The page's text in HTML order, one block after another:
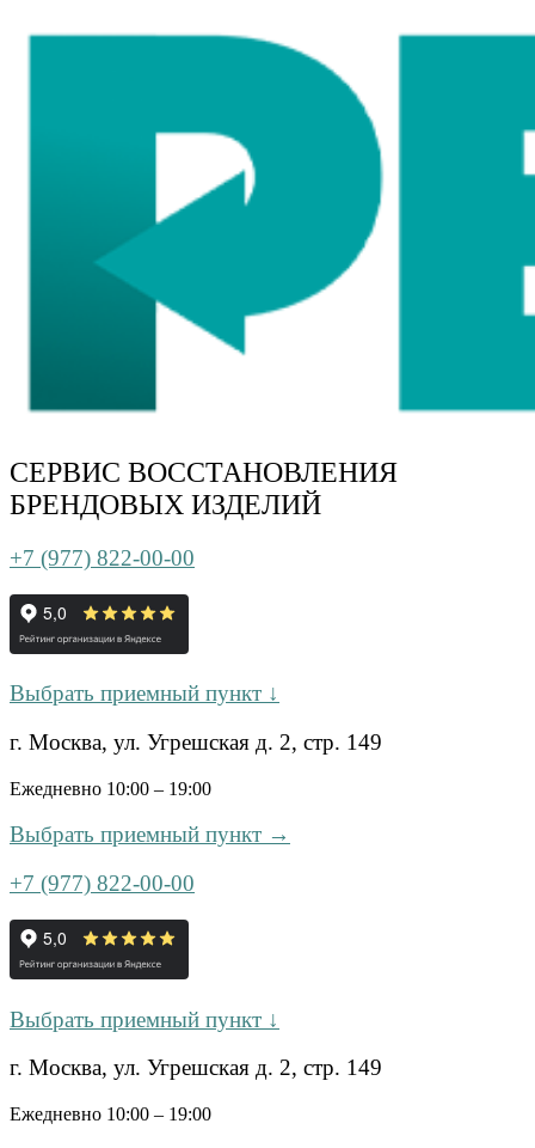
СЕРВИС ВОССТАНОВЛЕНИЯ
БРЕНДОВЫХ ИЗДЕЛИЙ
+7 (977) 822-00-00
Выбрать приемный пункт ↓
г. Москва, ул. Угрешская д. 2, стр. 149
Ежедневно 10:00 – 19:00
Выбрать приемный пункт →
+7 (977) 822-00-00
Выбрать приемный пункт ↓
г. Москва, ул. Угрешская д. 2, стр. 149
Ежедневно 10:00 – 19:00